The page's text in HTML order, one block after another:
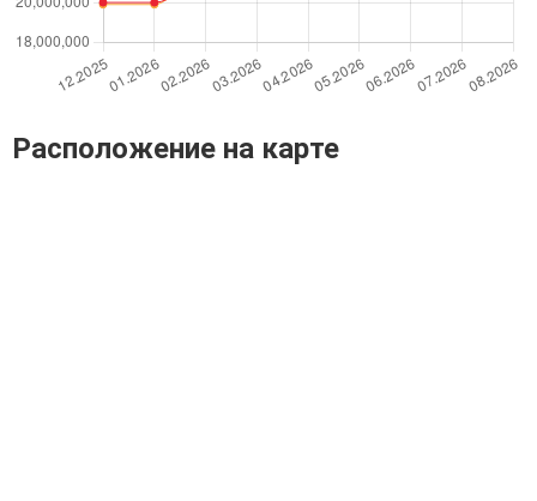
Расположение на карте